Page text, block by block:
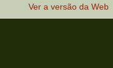
Ver a versão da Web